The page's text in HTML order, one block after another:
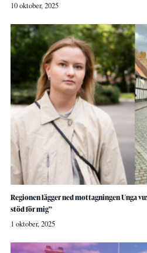
10 oktober, 2025
Regionen lägger ned mottagningen Unga
stöd för mig”
1 oktober, 2025